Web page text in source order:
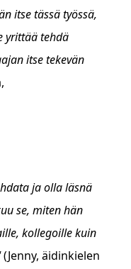
itse tässä työssä,
yrittää tehdä
itse tekevän
ja olla läsnä
se, miten hän
kollegoille kuin
(Jenny, äidinkielen